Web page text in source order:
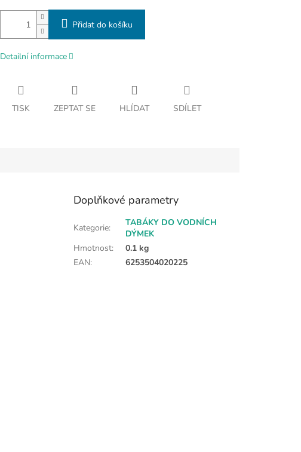
Přidat do košíku
Detailní informace
TISK ZEPTAT SE HLÍDAT SDÍLET
Doplňkové parametry
Kategorie:
TABÁKY DO VODNÍCH
DÝMEK
Hmotnost:
0.1 kg
EAN: 6253504020225